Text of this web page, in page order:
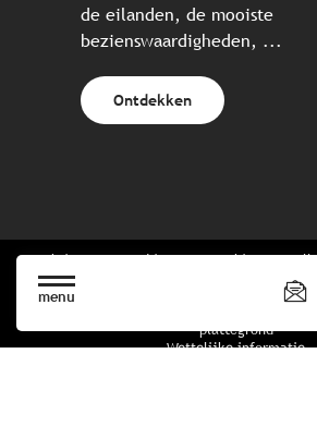
menu
de eilanden, de mooiste
bezienswaardigheden, ...
Ontdekken
Website gecreëerd in samenwerking met
plattegrond
Wettelijke informatie